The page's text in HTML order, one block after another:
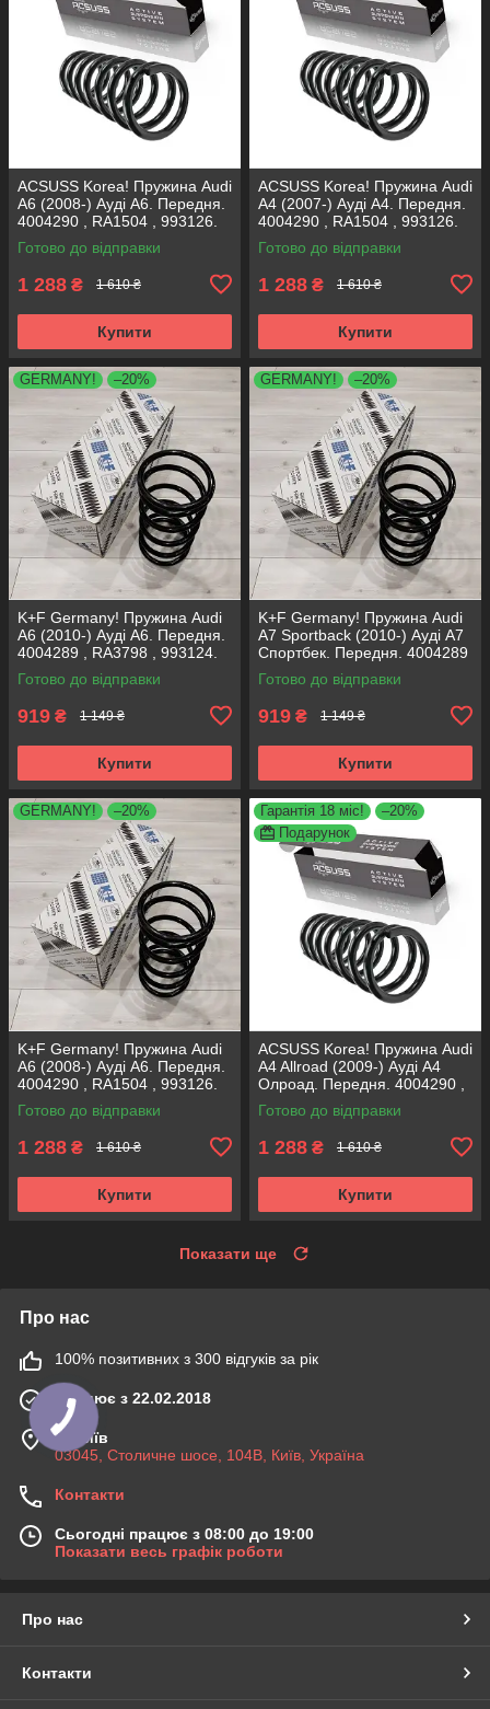
ACSUSS Korea! Пружина Audi
A6 (2008-) Ауді А6. Передня.
4004290 , RA1504 , 993126.
Аксусс Корея
Готово до відправки
1 288 ₴ 1 610 ₴
Купити
ACSUSS Korea! Пружина Audi
A4 (2007-) Ауді А4. Передня.
4004290 , RA1504 , 993126.
Аксусс Корея
Готово до відправки
1 288 ₴ 1 610 ₴
Купити
GERMANY! –20%
K+F Germany! Пружина Audi
A6 (2010-) Ауді А6. Передня.
4004289 , RA3798 , 993124.
К+Ф Німеччина
Готово до відправки
919 ₴ 1 149 ₴
Купити
GERMANY! –20%
K+F Germany! Пружина Audi
A7 Sportback (2010-) Ауді А7
Спортбек. Передня. 4004289
, RA3798 , 993124. К+Ф
Німеччина
Готово до відправки
919 ₴ 1 149 ₴
Купити
GERMANY! –20%
K+F Germany! Пружина Audi
A6 (2008-) Ауді А6. Передня.
4004290 , RA1504 , 993126.
К+Ф Німеччина
Готово до відправки
1 288 ₴ 1 610 ₴
Купити
Гарантія 18 міс!
–20%
Подарунок
ACSUSS Korea! Пружина Audi
A4 Allroad (2009-) Ауді А4
Олроад. Передня. 4004290 ,
RA1504 , 993126. Аксусс
Корея
Готово до відправки
1 288 ₴ 1 610 ₴
Купити
Показати ще
Про нас
100% позитивних з 300 відгуків за рік
Працює з 22.02.2018
м. Київ
03045, Столичне шосе, 104B, Київ, Україна
Контакти
Сьогодні працює з 08:00 до 19:00
Показати весь графік роботи
Про нас
Контакти